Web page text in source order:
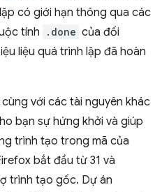
có giới hạn thông qua các
tính .done của đối
liệu quá trình lặp đã hoàn
với các tài nguyên khác
bạn sự hứng khởi và giúp
trình tạo trong mã của
bắt đầu từ 31 và
trình tạo gốc. Dự án